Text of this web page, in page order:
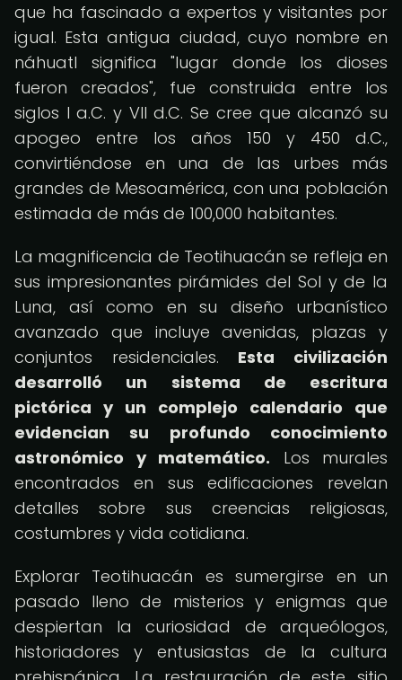
que ha fascinado a expertos y visitantes por
igual. Esta antigua ciudad, cuyo nombre en
náhuatl significa "lugar donde los dioses
fueron creados", fue construida entre los
siglos I a.C. y VII d.C. Se cree que alcanzó su
apogeo entre los años 150 y 450 d.C.,
convirtiéndose en una de las urbes más
grandes de Mesoamérica, con una población
estimada de más de 100,000 habitantes.
La magnificencia de Teotihuacán se refleja en
sus impresionantes pirámides del Sol y de la
Luna, así como en su diseño urbanístico
avanzado que incluye avenidas, plazas y
conjuntos residenciales. Esta civilización
desarrolló un sistema de escritura
pictórica y un complejo calendario que
evidencian su profundo conocimiento
astronómico y matemático. Los murales
encontrados en sus edificaciones revelan
detalles sobre sus creencias religiosas,
costumbres y vida cotidiana.
Explorar Teotihuacán es sumergirse en un
pasado lleno de misterios y enigmas que
despiertan la curiosidad de arqueólogos,
historiadores y entusiastas de la cultura